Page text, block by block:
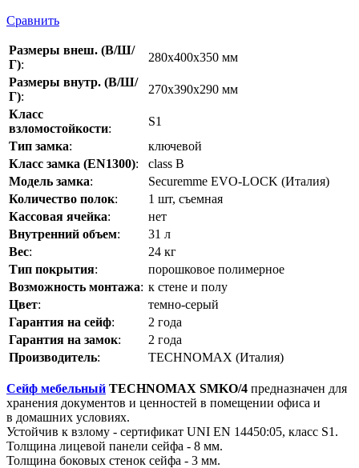
Сравнить
Размеры внеш. (В/Ш/
Г):
280x400x350 мм
Размеры внутр. (В/Ш/
Г):
270x390x290 мм
Класс
взломостойкости:
S1
Тип замка:
ключевой
Класс замка (EN1300):
class B
Модель замка:
Securemme EVO-LOCK (Италия)
Количество полок:
1 шт, съемная
Кассовая ячейка:
нет
Внутренний объем:
31 л
Вес:
24 кг
Тип покрытия:
порошковое полимерное
Возможность монтажа: к стене и полу
Цвет:
темно-серый
Гарантия на сейф:
2 года
Гарантия на замок:
2 года
Производитель: TECHNOMAX (Италия)
Сейф мебельный TECHNOMAX SMKO/4 предназначен для
хранения документов и ценностей в помещении офиса и
в домашних условиях.
Устойчив к взлому - cертификат UNI EN 14450:05, класс S1.
Толщина лицевой панели сейфа - 8 мм.
Толщина боковых стенок сейфа - 3 мм.